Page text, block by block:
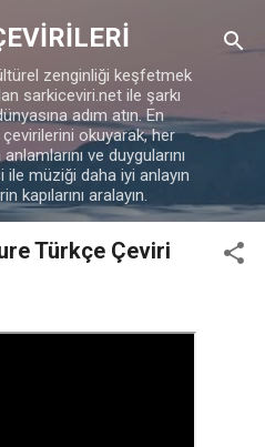
atla
zenginliği keşfetmek
sarkiceviri.net ile şarkı
adım atın. En
çevirilerini okuyarak, her
ve duygularını
ile müziği daha iyi anlayın
kapılarını aralayın.
Türkçe Çeviri